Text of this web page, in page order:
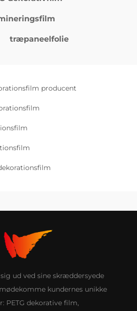
træpaneelfolie
producent
ud ved sine skræddersyede
kundernes unikke
PETG dekorative film,